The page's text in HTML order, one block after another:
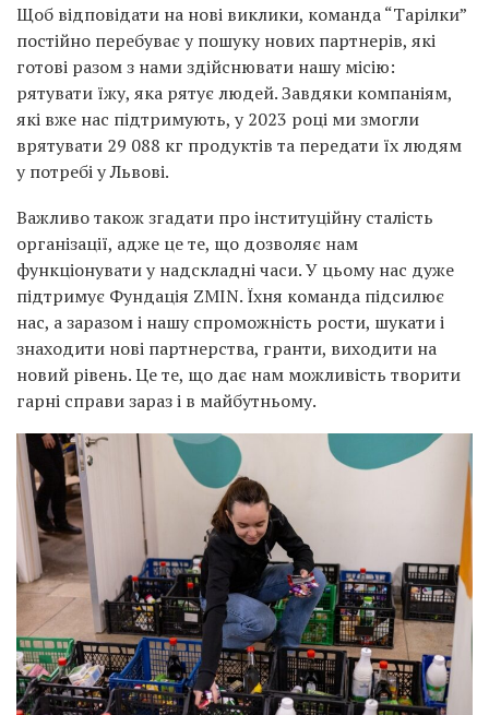
Щоб відповідати на нові виклики, команда “Тарілки”
постійно перебуває у пошуку нових партнерів, які
готові разом з нами здійснювати нашу місію:
рятувати їжу, яка рятує людей. Завдяки компаніям,
які вже нас підтримують, у 2023 році ми змогли
врятувати 29 088 кг продуктів та передати їх людям
у потребі у Львові.
Важливо також згадати про інституційну сталість
організації, адже це те, що дозволяє нам
функціонувати у надскладні часи. У цьому нас дуже
підтримує Фундація ZMIN. Їхня команда підсилює
нас, а заразом і нашу спроможність рости, шукати і
знаходити нові партнерства, гранти, виходити на
новий рівень. Це те, що дає нам можливість творити
гарні справи зараз і в майбутньому.